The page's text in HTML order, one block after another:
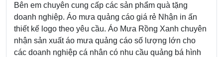
Bên em chuyên cung cấp các sản phẩm quà tặng
doanh nghiệp. Áo mưa quảng cáo giá rẻ Nhận in ấn
thiết kế logo theo yêu cầu. Áo Mưa Rồng Xanh chuyên
nhận sản xuất áo mưa quảng cáo số lượng lớn cho
các doanh nghiệp cá nhân có nhu cầu quảng bá hình